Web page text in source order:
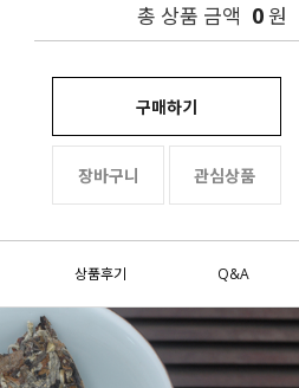
총 상품 금액 0원
구매하기
장바구니 관심상품
상품후기 Q&A